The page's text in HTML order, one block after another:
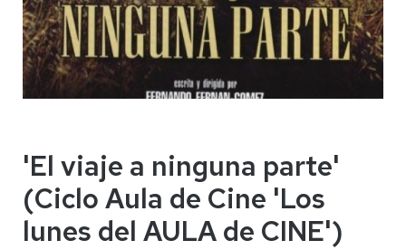
'El viaje a ninguna parte'
(Ciclo Aula de Cine 'Los
lunes del AULA de CINE')